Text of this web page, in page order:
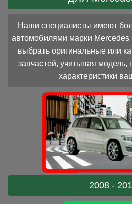
Наши специалисты имеют
автомобилями марки
выбрать оригинальные или
запчастей, учитывая модель,
характеристики
2008 -